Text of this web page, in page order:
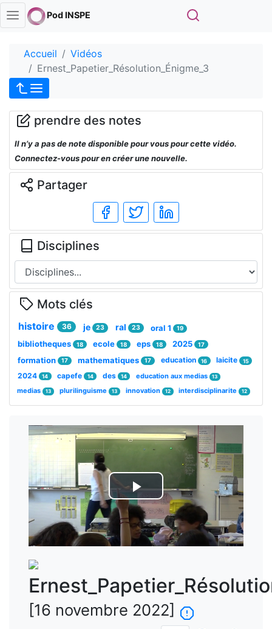
Pod INSPE
Accueil
Vidéos
Ernest_Papetier_Résolution_Énigme_3
Lire
la
[16 novembre 2022]
prendre des notes
Il n’y a pas de note disponible pour vous pour cette vidéo.
Connectez-vous pour en créer une nouvelle.
Partager
Disciplines
Mots clés
histoire 36 je 23 ral 23 oral 1 19
bibliotheques 18 ecole 18 eps 18 2025 17
formation 17 mathematiques 17 education 16 laicite 15
2024 14 capefe 14 des 14 education aux medias 13
medias 13 plurilinguisme 13 innovation 12 interdisciplinarite 12